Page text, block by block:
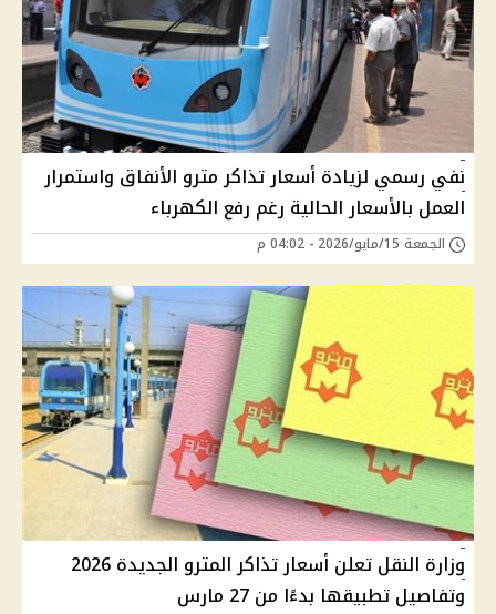
نفي رسمي لزيادة أسعار تذاكر مترو الأنفاق واستمرار
العمل بالأسعار الحالية رغم رفع الكهرباء
الجمعة 15/مايو/2026 - 04:02 م
وزارة النقل تعلن أسعار تذاكر المترو الجديدة 2026
وتفاصيل تطبيقها بدءًا من 27 مارس